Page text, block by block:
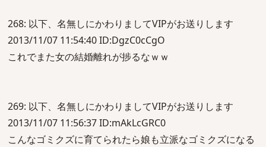
268: 以下、名無しにかわりましてVIPがお送りします
2013/11/07 11:54:40 ID:DgzC0cCgO
これでまた女の結婚離れが捗るなｗｗ
269: 以下、名無しにかわりましてVIPがお送りします
2013/11/07 11:56:37 ID:mAkLcGRC0
こんなゴミクズに育てられたら娘も立派なゴミクズになる